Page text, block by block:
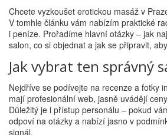
Chcete vyzkoušet erotickou masáž v
V tomhle článku vám nabízím praktické
i peníze. Prořadíme hlavní otázky – jak
salon, co si objednat a jak se připravit,
Jak vybrat ten správný
Nejdříve se podívejte na recenze a fotky
mají profesionální web, jasně uvádějí
Důležitý je i přístup personálu – pokud
odpoví na otázky a nabízí jasno v
signál.